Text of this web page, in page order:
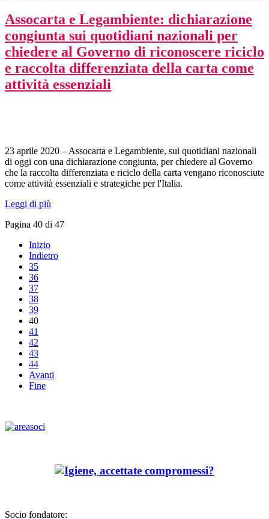
Assocarta e Legambiente: dichiarazione
congiunta sui quotidiani nazionali per
chiedere al Governo di riconoscere riciclo
e raccolta differenziata della carta come
attività essenziali
23 aprile 2020 – Assocarta e Legambiente, sui quotidiani nazionali
di oggi con una dichiarazione congiunta, per chiedere al Governo
che la raccolta differenziata e riciclo della carta vengano riconosciute
come attività essenziali e strategiche per l'Italia.
Leggi di più
Pagina 40 di 47
Inizio
Indietro
35
36
37
38
39
40
41
42
43
44
Avanti
Fine
Socio fondatore: